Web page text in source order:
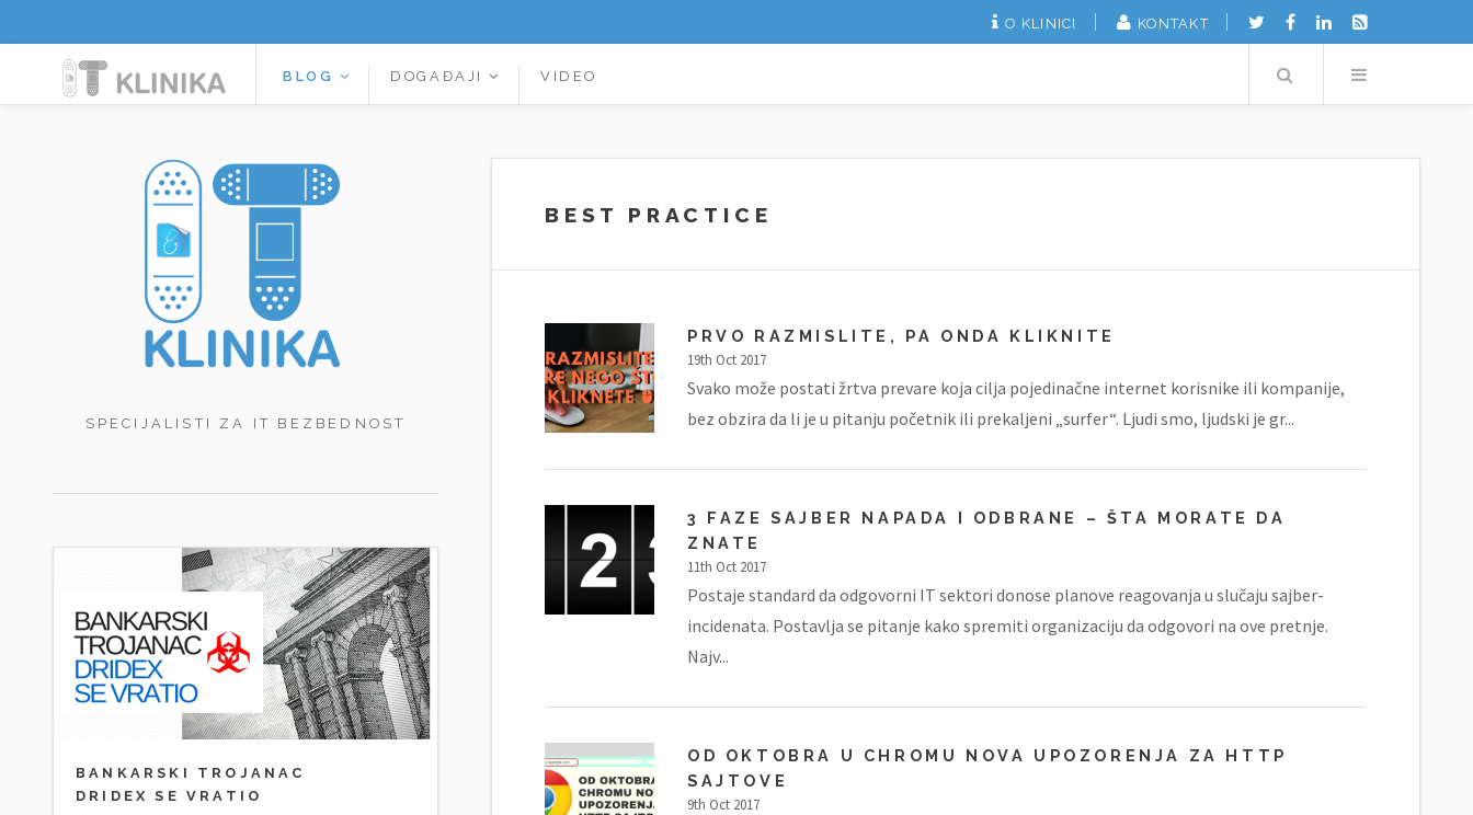
O KLINICI KONTAKT
BLOG DOGAĐAJI VIDEO Search
BEST PRACTICE
PRVO RAZMISLITE, PA ONDA KLIKNITE
19th Oct 2017
Svako može postati žrtva prevare koja cilja pojedinačne internet korisnike ili kompanije,
bez obzira da li je u pitanju početnik ili prekaljeni „surfer“. Ljudi smo, ljudski je gr...
3 FAZE SAJBER NAPADA I ODBRANE – ŠTA MORATE DA
ZNATE
11th Oct 2017
Postaje standard da odgovorni IT sektori donose planove reagovanja u slučaju sajber-
incidenata. Postavlja se pitanje kako spremiti organizaciju da odgovori na ove pretnje.
Najv...
OD OKTOBRA U CHROMU NOVA UPOZORENJA ZA HTTP
SAJTOVE
9th Oct 2017
SPECIJALISTI ZA IT BEZBEDNOST
BANKARSKI TROJANAC
DRIDEX SE VRATIO